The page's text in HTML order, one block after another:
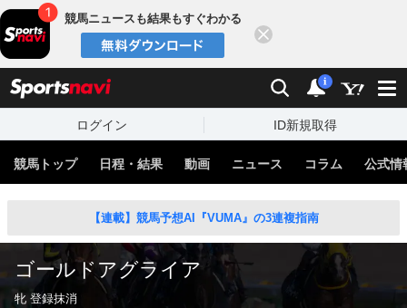
競馬ニュースも結果もすぐわかる
検索 通知
i
ログイン ID新規取得
競馬トップ 日程・結果 動画 ニュース コラム 公式情
【連載】競馬予想AI『VUMA』の3連複指南
ゴールドアグライア
牝 登録抹消